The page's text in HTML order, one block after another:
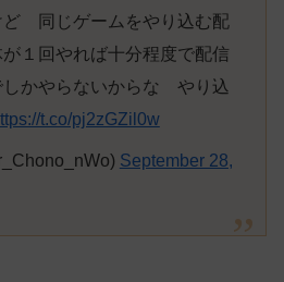
ど 同じゲームをやり込む配
１回やれば十分程度で配信
しかやらないからな やり込
t.co/pj2zGZil0w
September 28,